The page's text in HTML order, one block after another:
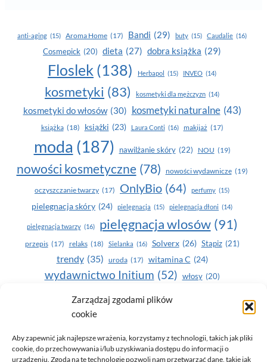
Zarządzaj zgodami plików
cookie
Aby zapewnić jak najlepsze wrażenia, korzystamy z technologii, takich jak pliki
cookie, do przechowywania i/lub uzyskiwania dostępu do informacji o
urządzeniu. Zgoda na te technologie pozwoli nam przetwarzać dane, takie jak
anti-aging (15) Aroma Home (17) Bandi (29) buty (15) Caudalie (16)
Cosmepick (20) dieta (27) dobra książka (29)
Floslek (138) Herbapol (15) INVEO (14)
kosmetyki (83) kosmetyki dla mężczyzn (14)
kosmetyki do włosów (30) kosmetyki naturalne (43)
książka (18) książki (23) Laura Conti (16) makijaż (17)
moda (187) nawilżanie skóry (22) NOU (19)
nowości kosmetyczne (78) nowości wydawnicze (19)
oczyszczanie twarzy (17) OnlyBio (64) perfumy (15)
pielegnacja skóry (24) pielęgnacja (15) pielęgnacja dłoni (14)
pielęgnacja twarzy (16) pielęgnacja wlosów (91)
przepis (17) relaks (18) Sielanka (16) Solverx (26) Stapiz (21)
trendy (35) uroda (17) witamina C (24)
wydawnictwo Initium (52) włosy (20)
Yasumi(164) zdrowe zęby
zdrowie